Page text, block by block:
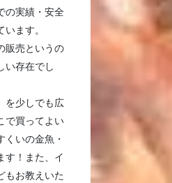
の実績・安全
ます。
販売というの
い存在でし
を少しでも広
で買ってよい
くいの金魚・
す！また、イ
もお教えいた